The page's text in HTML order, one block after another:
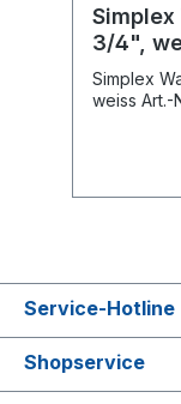
3/4",
Simplex
weiss Art.-
Service-Hotline
Shopservice